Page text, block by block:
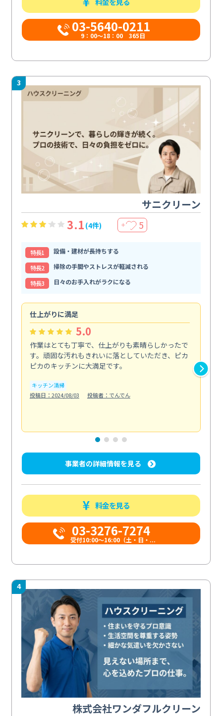
03-5640-0211
9：00～18：00 365日
3
サニクリーン
3.1 (4件) ＋ 5
特⻑1
設備・建材が長持ちする
特⻑2
掃除の手間やストレスが軽減される
特⻑3
日々のお手入れがラクになる
仕上がりに満足
5.0
作業はとても丁寧で、仕上がりも素晴らしかったで
す。頑固な汚れもきれいに落としていただき、ピカ
ピカのキッチンに大満足です。
キッチン清掃
投稿日：2024/08/03
投稿者：でんでん
事業者の詳細情報を見る
料金を見る
03-3276-7274
受付10:00〜16:00（土・日・...
4
株式会社ワンダフルクリーン